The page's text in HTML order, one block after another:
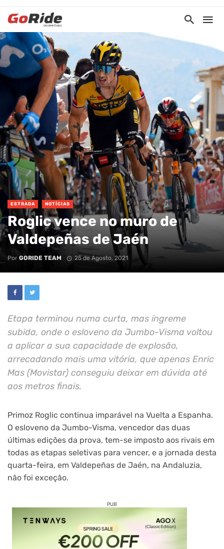
ESTRADA NOTÍCIAS
Roglic vence no muro de
Valdepeñas de Jaén
Por GORIDE TEAM 25 de Agosto, 2021
Etapa terminou numa curta, mas íngreme
subida, onde o esloveno da Jumbo-Visma voltou
a aplicar a sua capacidade de explosão,
arrecadando mais uma vitória, que apenas Enric
Mas (Movistar) conseguiu deixar em dúvida até
aos metros finais.
Primoz Roglic continua imparável na Vuelta a Espanha.
O esloveno da Jumbo-Visma, vencedor das duas
últimas edições da prova, tem-se imposto aos rivais em
todas as etapas seletivas para vencer, e a jornada desta
quarta-feira, em Valdepeñas de Jaén, na Andaluzia,
não foi exceção.
PUB